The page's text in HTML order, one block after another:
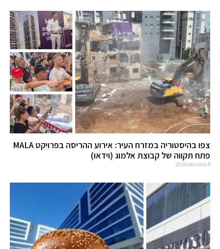
צפו בהיסטוריה במזרח העיר: אירוע ההריסה בפרויקט MALA
פתח תקווה של קבוצת אלמוג (וידאו)
4 באוגוסט 2026